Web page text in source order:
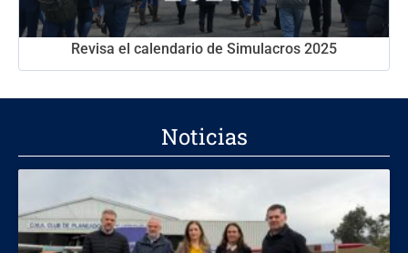
Revisa el calendario de Simulacros 2025
Noticias